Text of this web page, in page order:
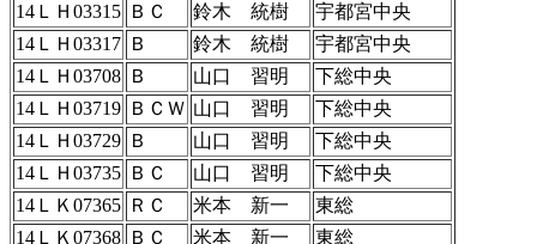
14ＬＨ03315 ＢＣ 鈴木 統樹
宇都宮中央
14ＬＨ03317 Ｂ 鈴木 統樹
宇都宮中央
14ＬＨ03708 Ｂ 山口 習明
下総中央
14ＬＨ03719 ＢＣＷ 山口 習明
下総中央
14ＬＨ03729 Ｂ 山口 習明
下総中央
14ＬＨ03735 ＢＣ 山口 習明
下総中央
14ＬＫ07365 ＲＣ 米本 新一
東総
14ＬＫ07368 ＢＣ 米本 新一
東総